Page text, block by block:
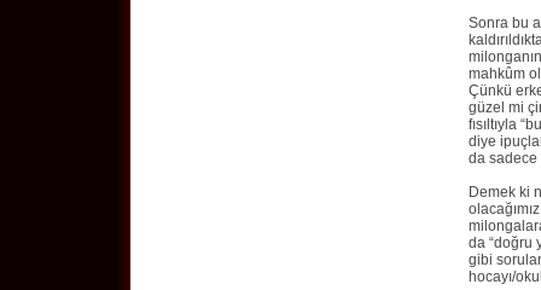
Sonra bu
mahkûm
Çünkü
güzel mi
fısıltıyla
diye
da sadece
Demek ki
da “doğru
gibi
hocayı/